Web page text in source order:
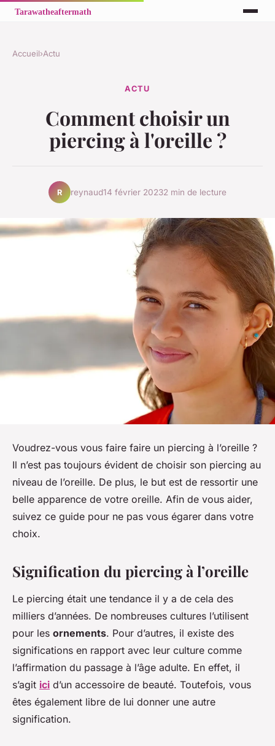
Accueil›Actu
ACTU
Comment choisir un
piercing à l'oreille ?
R reynaud14 février 20232 min de lecture
Voudrez-vous vous faire faire un piercing à l’oreille ?
Il n’est pas toujours évident de choisir son piercing au
niveau de l’oreille. De plus, le but est de ressortir une
belle apparence de votre oreille. Afin de vous aider,
suivez ce guide pour ne pas vous égarer dans votre
choix.
Signification du piercing à l’oreille
Le piercing était une tendance il y a de cela des
milliers d’années. De nombreuses cultures l’utilisent
pour les ornements. Pour d’autres, il existe des
significations en rapport avec leur culture comme
l’affirmation du passage à l’âge adulte. En effet, il
s’agit ici d’un accessoire de beauté. Toutefois, vous
êtes également libre de lui donner une autre
signification.